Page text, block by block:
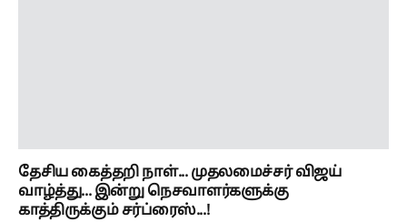
தேசிய கைத்தறி நாள்... முதலமைச்சர் விஜய்
வாழ்த்து... இன்று நெசவாளர்களுக்கு
காத்திருக்கும் சர்ப்ரைஸ்...!